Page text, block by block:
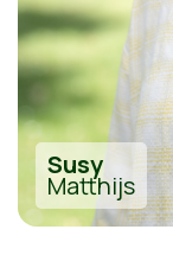
Susy
Matthijs